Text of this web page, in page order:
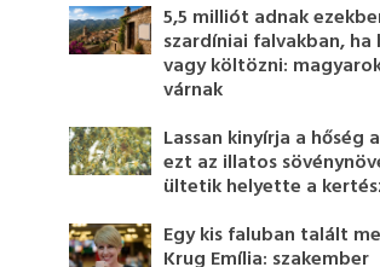
5,5 milliót adnak
szardíniai falvakban, ha
vagy költözni:
várnak
Lassan kinyírja a hőség
ezt az illatos
ültetik helyette a
Egy kis faluban talált
Krug Emília: szakember